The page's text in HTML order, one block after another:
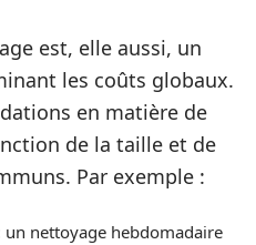
est, elle aussi, un
les coûts globaux.
en matière de
de la taille et de
Par exemple :
un nettoyage hebdomadaire